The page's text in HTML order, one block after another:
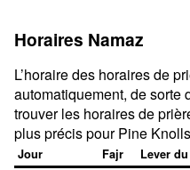
Horaires Namaz
L’horaire des horaires de
automatiquement, de sorte
trouver les horaires de
plus précis pour Pine
Jour Fajr Lever